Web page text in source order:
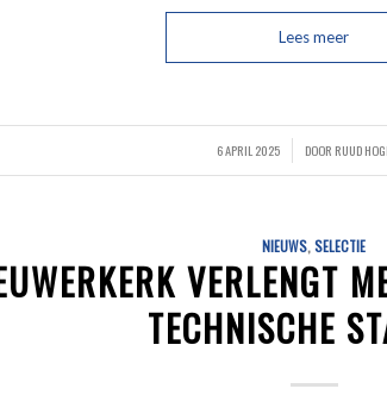
Lees meer
6 APRIL 2025
/ DOOR RUUD
NIEUWS,SELECTIE
VERLENGT
TECHNISCHE